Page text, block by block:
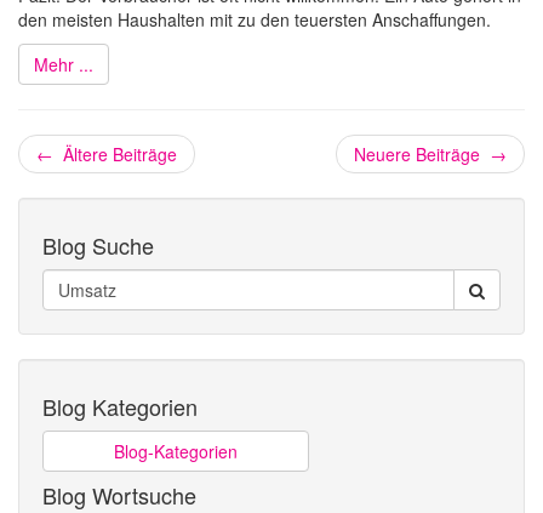
den meisten Haushalten mit zu den teuersten Anschaffungen.
Mehr ...
← Ältere Beiträge Neuere Beiträge →
Blog Suche
Blog Kategorien
Blog-Kategorien
Blog Wortsuche